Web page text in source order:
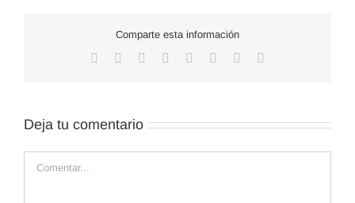
Comparte esta información
Facebook Reddit LinkedInWhatsApp
TumblrPinterest
Deja tu comentario